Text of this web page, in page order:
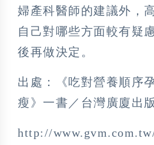
婦產科醫師的建議外，
自己對哪些方面較有疑
後再做決定。
出處：《吃對營養順序
瘦》一書／台灣廣廈出版
http://